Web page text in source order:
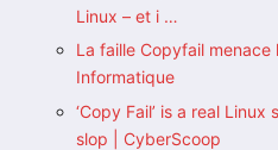
Linux – et i …
La faille Copyfail menace
Informatique
‘Copy Fail’ is a real
slop | CyberScoop